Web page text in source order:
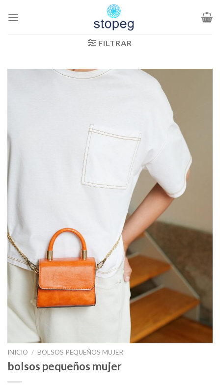
FILTRAR
INICIO / BOLSOS PEQUEÑOS MUJER
bolsos pequeños mujer